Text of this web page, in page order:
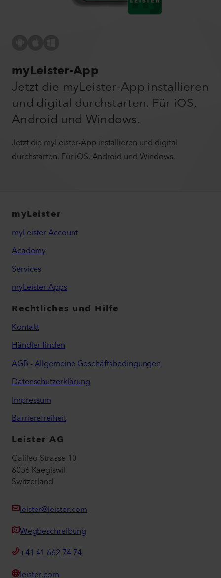
myLeister-App
Jetzt die myLeister-App installieren
und digital durchstarten. Für iOS,
Android und Windows.
Jetzt die myLeister-App installieren und digital
durchstarten. Für iOS, Android und Windows.
myLeister
myLeister Account
Academy
Services
myLeister Apps
Rechtliches und Hilfe
Kontakt
Händler finden
AGB - Allgemeine Geschäftsbedingungen
Datenschutzerklärung
Impressum
Barrierefreiheit
Leister AG
Galileo-Strasse 10
6056 Kaegiswil
Switzerland
leister@leister.com
Wegbeschreibung
+41 41 662 74 74
leister.com